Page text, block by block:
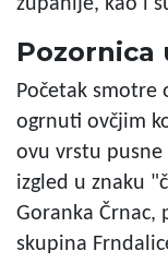
županije, kao i
Pozornica
Početak smotre
ogrnuti ovčjim
ovu vrstu
izgled u znaku
Goranka Črnac,
skupina